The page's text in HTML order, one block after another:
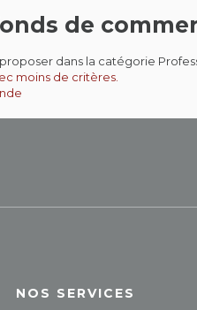
de
dans la catégorie
moins de critères.
NOS SERVICES